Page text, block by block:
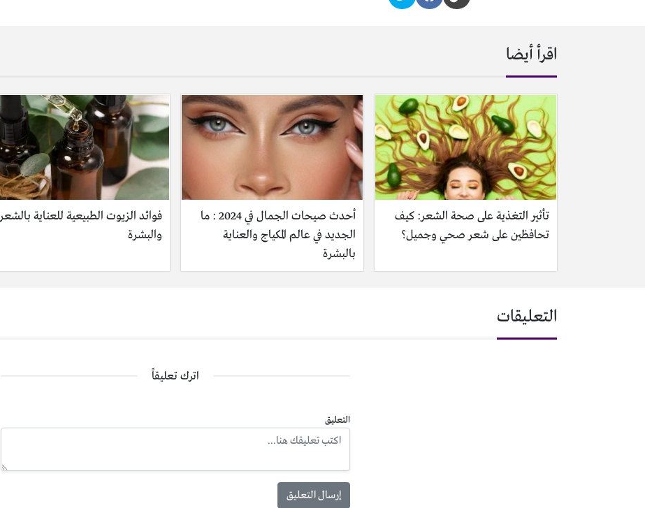
اقرأ أيضا
تأثير التغذية على صحة الشعر: كيف
تحافظين على شعر صحي وجميل؟
أحدث صيحات الجمال في 2024 : ما
الجديد في عالم المكياج والعناية
بالبشرة
فوائد الزيوت الطبيعية للعناية بالشعر
والبشرة
التعليقات
اترك تعليقاً
التعليق